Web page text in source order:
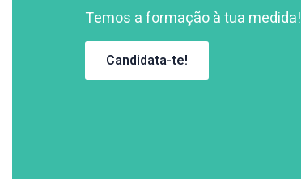
Temos a formação à tua medida!
Candidata-te!